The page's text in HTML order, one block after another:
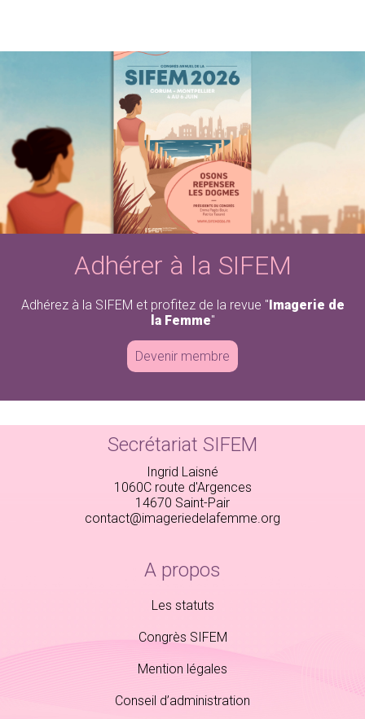
Adhérer à la SIFEM
Adhérez à la SIFEM et profitez de la revue " Imagerie de
la Femme"
Devenir membre
Secrétariat SIFEM
Ingrid Laisné
1060C route d'Argences
14670 Saint-Pair
contact@imageriedelafemme.org
A propos
Les statuts
Congrès SIFEM
Mention légales
Conseil d’administration